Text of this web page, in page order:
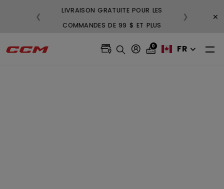
LIVRAISON GRATUITE POUR LES
COMMANDES DE 99 $ ET PLUS
❮ ❯ ×
0 FR